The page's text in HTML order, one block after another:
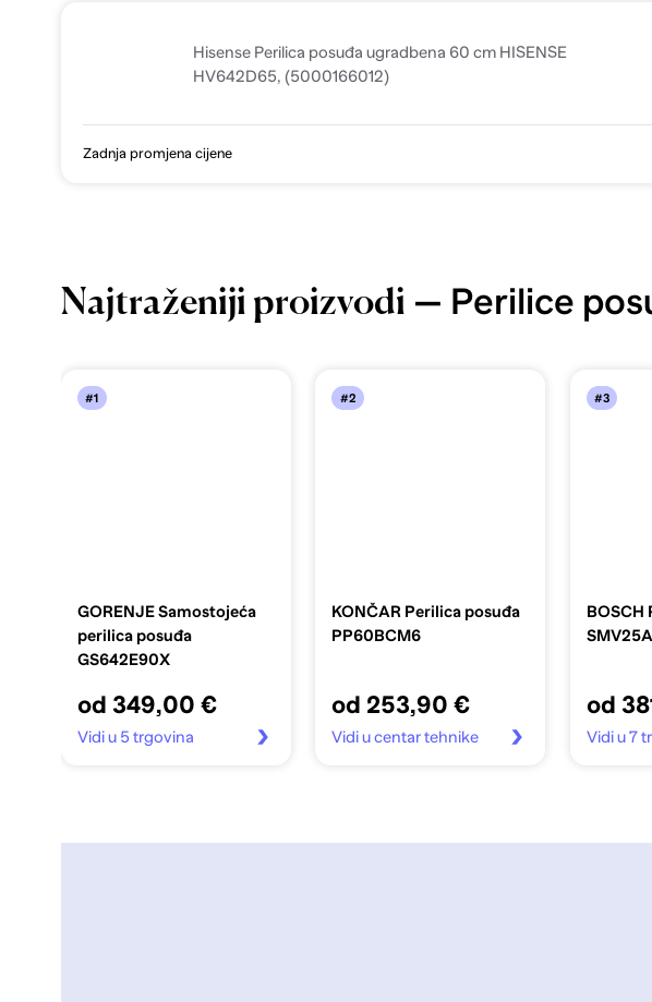
Hisense Perilica posuđa ugradbena 60 cm HISENSE
HV642D65, (5000166012)
Zadnja promjena cijene
Najtraženiji proizvodi — Perilice
#1
GORENJE Samostojeća
perilica posuđa
GS642E90X
od 349,00 €
Vidi u 5 trgovina
#2
KONČAR Perilica posuđa
PP60BCM6
od 253,90 €
Vidi u centar tehnike
#3
BOSCH
od
Vidi u 7